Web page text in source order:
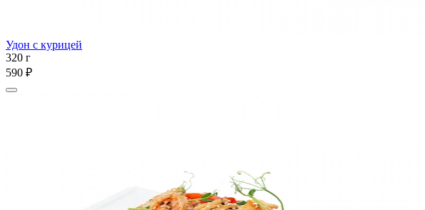
Удон с курицей
320 г
590 ₽